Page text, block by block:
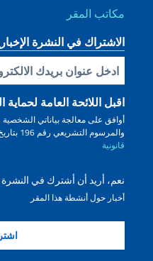
مكاتب المقر
الاشتراك في النشرة
Inserisci la tua email
اقبل اللائحة العامة لحماية
أوافق على معالجة بياناتي الشخصية
والمرسوم التشريعي رقم 196 بتاريخ 30 يونيو 2003
قانونية
نعم، أريد أن أشترك في النشرة
أخبار حول أنشطة هذا المقر